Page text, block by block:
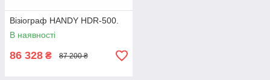
Візіограф HANDY HDR-500.
В наявності
86 328 ₴ 87 200 ₴